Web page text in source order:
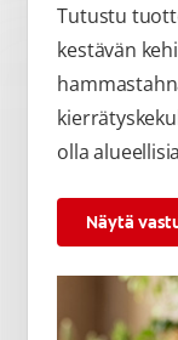
Tutustu
kestävän
olla
Näytä